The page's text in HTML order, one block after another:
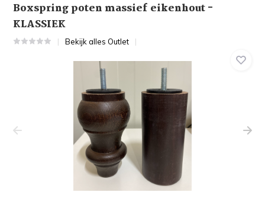
Boxspring poten massief eikenhout -
KLASSIEK
Bekijk alles Outlet